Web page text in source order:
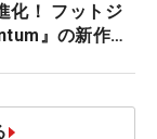
化！ フットジ
』の新作を